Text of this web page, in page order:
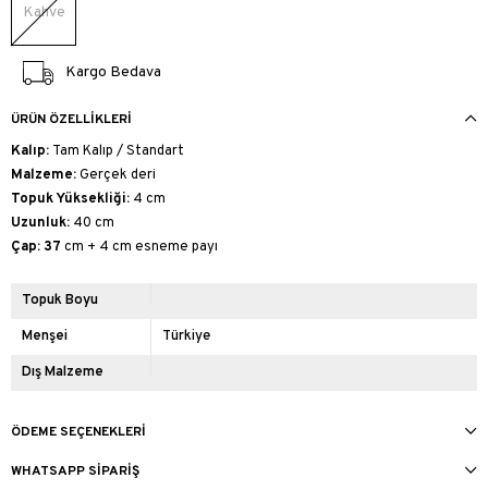
Kahve
Kargo Bedava
ÜRÜN ÖZELLIKLERI
Kalıp: Tam Kalıp / Standart
Malzeme:Gerçek deri
Topuk Yüksekliği: 4 cm
Uzunluk: 40 cm
Çap: 37 cm + 4 cm esneme payı
Topuk Boyu
Menşei Türkiye
Dış Malzeme
ÖDEME SEÇENEKLERI
WHATSAPP SIPARIŞ